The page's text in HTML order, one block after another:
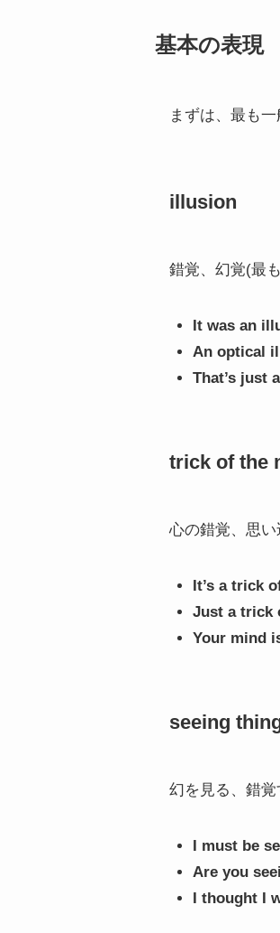
基本の表現
まずは、最も
illusion
錯覚、幻覚(最
It was an
An optical
That’s just
trick of the
心の錯覚、思い
It’s a trick
Just a trick
Your mind
seeing
幻を見る、錯覚
I must be
Are you
I thought I